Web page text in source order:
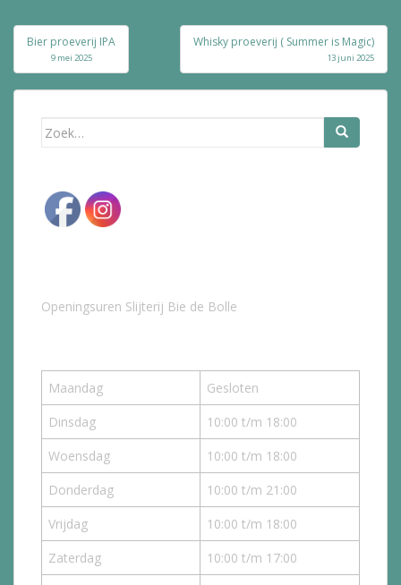
Bericht
navigatie
Bier proeverij IPA
9 mei 2025
Whisky proeverij ( Summer is Magic)
13 juni 2025
Zoek
Openingsuren Slijterij Bie de Bolle
Maandag
Gesloten
Dinsdag
10:00 t/m 18:00
Woensdag
10:00 t/m 18:00
Donderdag
10:00 t/m 21:00
Vrijdag
10:00 t/m 18:00
Zaterdag
10:00 t/m 17:00